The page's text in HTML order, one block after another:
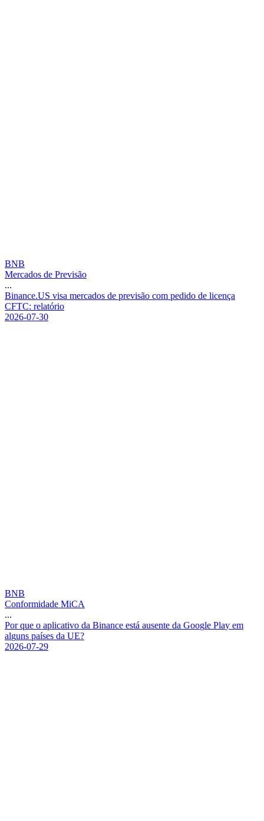
BNB
Mercados de Previsão
...
Binance.US visa mercados de previsão com pedido de licença
CFTC: relatório
2026-07-30
BNB
Conformidade MiCA
...
Por que o aplicativo da Binance está ausente da Google Play em
alguns países da UE?
2026-07-29